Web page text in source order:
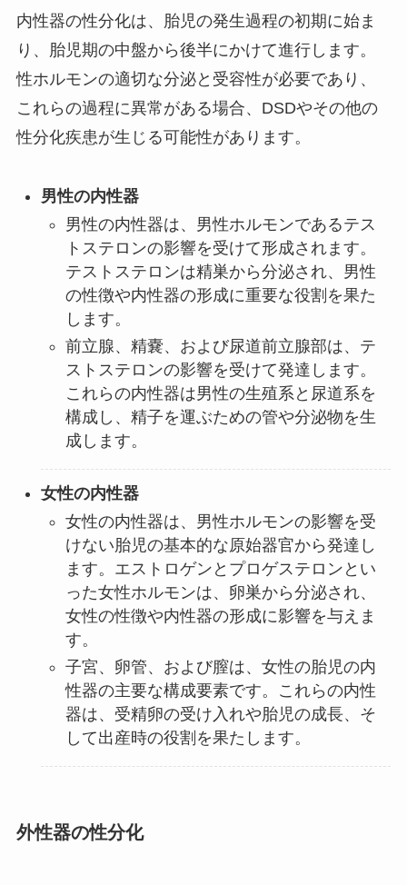
内性器の性分化は、胎児の発生過程の初期に始ま
り、胎児期の中盤から後半にかけて進行します。
性ホルモンの適切な分泌と受容性が必要であり、
これらの過程に異常がある場合、DSDやその他の
性分化疾患が生じる可能性があります。
男性の内性器
男性の内性器は、男性ホルモンであるテス
トステロンの影響を受けて形成されます。
テストステロンは精巣から分泌され、男性
の性徴や内性器の形成に重要な役割を果た
します。
前立腺、精嚢、および尿道前立腺部は、テ
ストステロンの影響を受けて発達します。
これらの内性器は男性の生殖系と尿道系を
構成し、精子を運ぶための管や分泌物を生
成します。
女性の内性器
女性の内性器は、男性ホルモンの影響を受
けない胎児の基本的な原始器官から発達し
ます。エストロゲンとプロゲステロンとい
った女性ホルモンは、卵巣から分泌され、
女性の性徴や内性器の形成に影響を与えま
す。
子宮、卵管、および膣は、女性の胎児の内
性器の主要な構成要素です。これらの内性
器は、受精卵の受け入れや胎児の成長、そ
して出産時の役割を果たします。
外性器の性分化